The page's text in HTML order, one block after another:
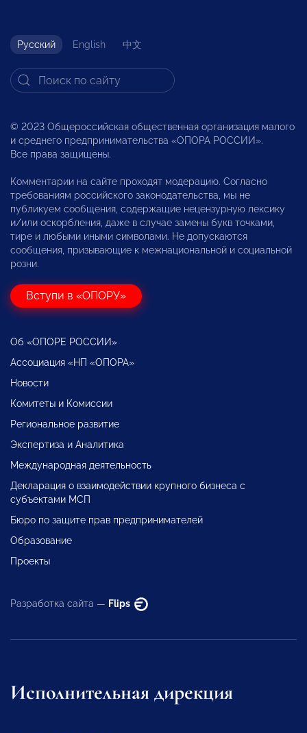
Русский English 中文
© 2023 Общероссийская общественная организация малого
и среднего предпринимательства «ОПОРА РОССИИ».
Все права защищены.
Комментарии на сайте проходят модерацию. Согласно
требованиям российского законодательства, мы не
публикуем сообщения, содержащие нецензурную лексику
и/или оскорбления, даже в случае замены букв точками,
тире и любыми иными символами. Не допускаются
сообщения, призывающие к межнациональной и социальной
розни.
Вступи в «ОПОРУ»
Об «ОПОРЕ РОССИИ»
Ассоциация «НП «ОПОРА»
Новости
Комитеты и Комиссии
Региональное развитие
Экспертиза и Аналитика
Международная деятельность
Декларация о взаимодействии крупного бизнеса с
субъектами МСП
Бюро по защите прав предпринимателей
Образование
Проекты
Разработка сайта — Flips
Исполнительная дирекция